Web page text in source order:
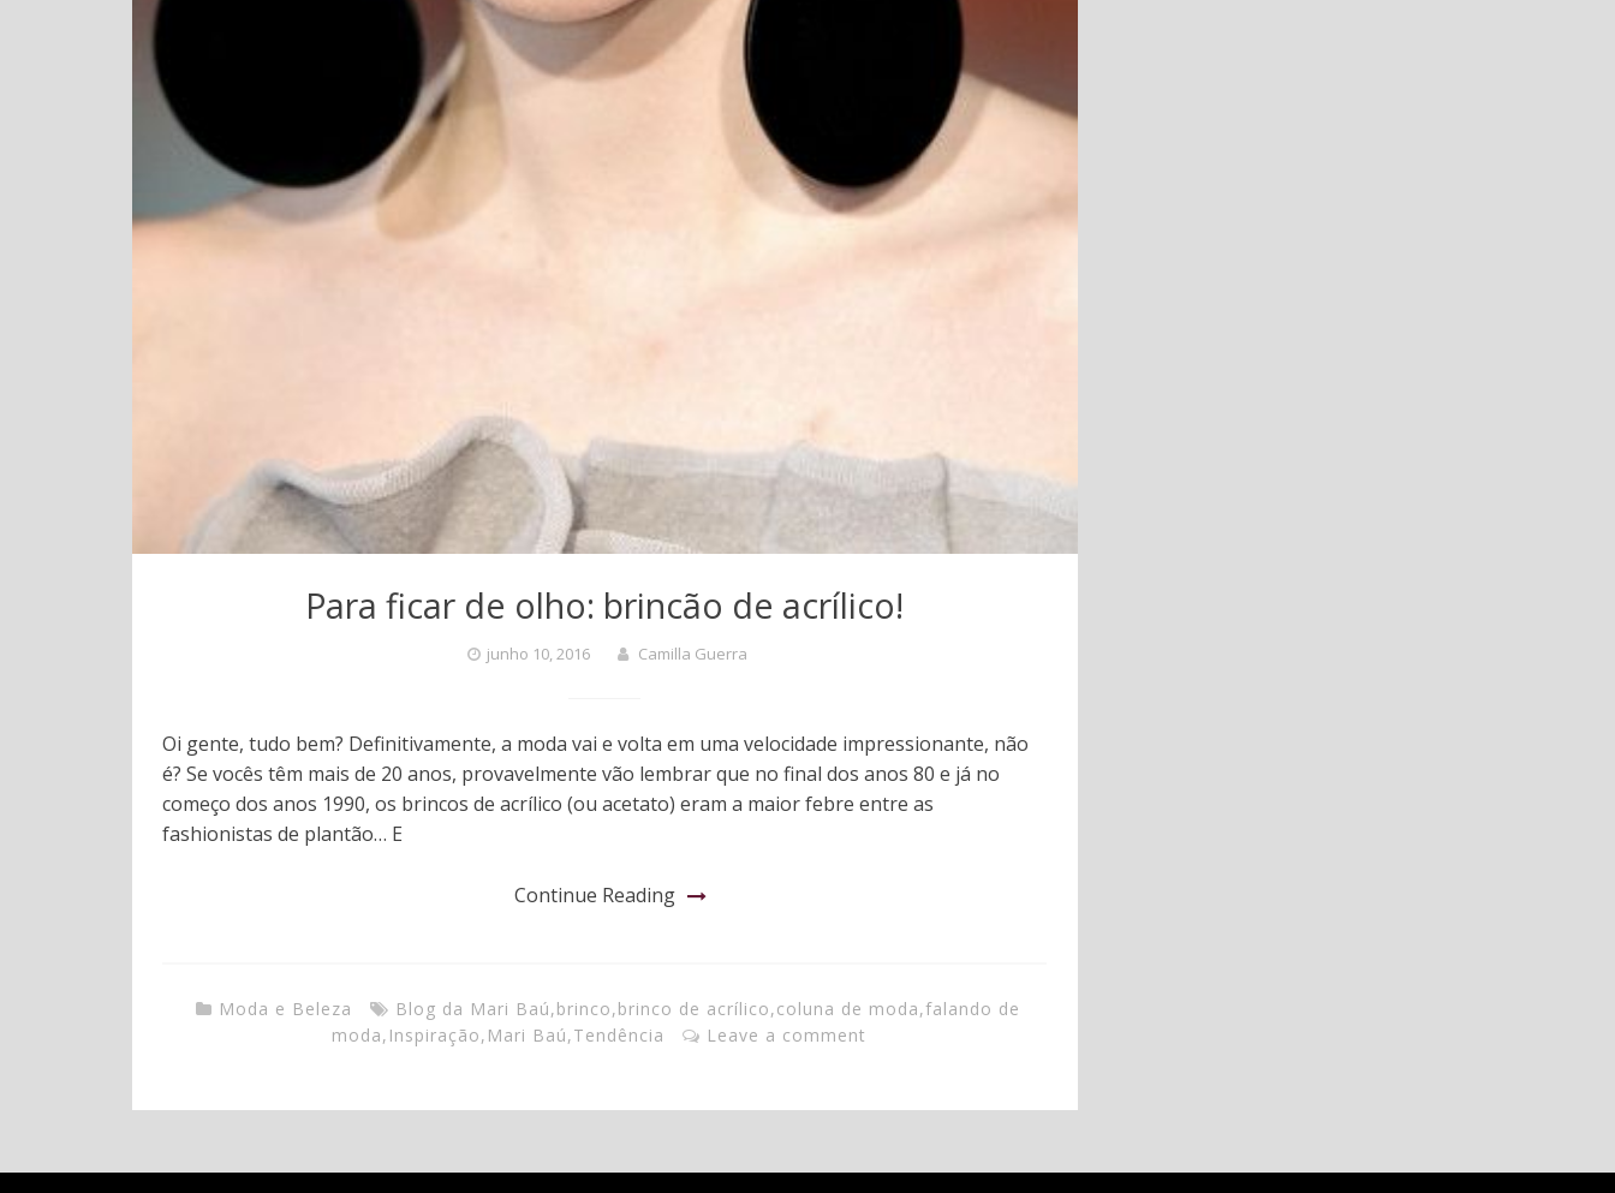
Para ficar de olho: brincão de acrílico!
junho 10, 2016 Camilla Guerra
Oi gente, tudo bem? Definitivamente, a moda vai e volta em uma velocidade impressionante, não
é? Se vocês têm mais de 20 anos, provavelmente vão lembrar que no final dos anos 80 e já no
começo dos anos 1990, os brincos de acrílico (ou acetato) eram a maior febre entre as
fashionistas de plantão… E
Continue Reading
Moda e Beleza Blog da Mari Baú,brinco,brinco de acrílico,coluna de moda,falando de
moda, Inspiração, Mari Baú,Tendência Leave a comment